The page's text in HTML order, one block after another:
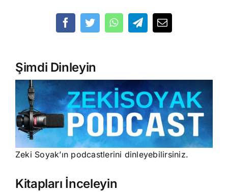
Şimdi Dinleyin
Zeki Soyak’ın podcastlerini dinleyebilirsiniz.
Kitapları İnceleyin